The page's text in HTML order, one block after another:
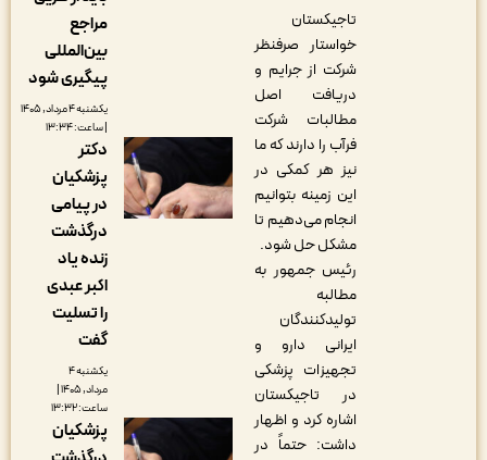
تاجیکستان
خواستار صرفنظر
شرکت از جرایم و
دریافت اصل
مطالبات شرکت
فرآب را دارند که ما
نیز هر کمکی در
این زمینه بتوانیم
انجام می‌دهیم تا
مشکل حل شود.
رئیس جمهور به
تولیدکنندگان
ایرانی دارو و
تجهیزات پزشکی
در تاجیکستان
اشاره کرد و اظهار
داشت: حتماً در
بین‌المللی
پیگیری شود
یکشنبه ۴ مرداد, ۱۴۰۵
دکتر
پزشکیان
در پیامی
درگذشت
زنده یاد
اکبر عبدی
را تسلیت
مرداد, ۱۴۰۵ |
پزشکیان